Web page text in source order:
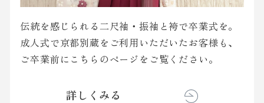
伝統を感じられる二尺袖・振袖と袴で卒業式を。
成人式で京都別蔵をご利用いただいたお客様も、
ご卒業前にこちらのページをご覧ください。
詳しくみる